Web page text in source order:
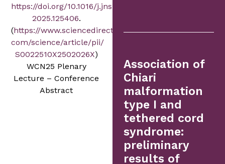
https://doi.org/10.1016/j.jns.
2025.125406.
(https://www.sciencedirect.
com/science/article/pii/
S0022510X2502026X)
WCN25 Plenary
Lecture – Conference
Abstract
Association of
Chiari
malformation
type I and
tethered cord
syndrome:
preliminary
results of